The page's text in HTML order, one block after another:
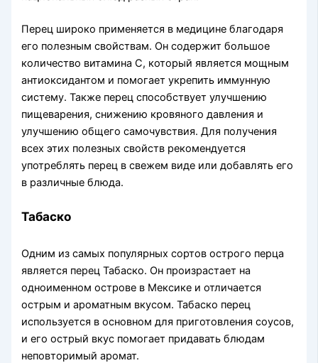
Перец широко применяется в медицине благодаря
его полезным свойствам. Он содержит большое
количество витамина C, который является мощным
антиоксидантом и помогает укрепить иммунную
систему. Также перец способствует улучшению
пищеварения, снижению кровяного давления и
улучшению общего самочувствия. Для получения
всех этих полезных свойств рекомендуется
употреблять перец в свежем виде или добавлять его
в различные блюда.
Табаско
Одним из самых популярных сортов острого перца
является перец Табаско. Он произрастает на
одноименном острове в Мексике и отличается
острым и ароматным вкусом. Табаско перец
используется в основном для приготовления соусов,
и его острый вкус помогает придавать блюдам
неповторимый аромат.